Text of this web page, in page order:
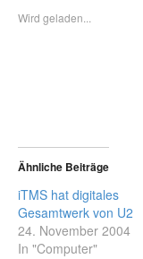
Wird geladen...
Ähnliche Beiträge
iTMS hat digitales
Gesamtwerk von U2
24. November 2004
In "Computer"